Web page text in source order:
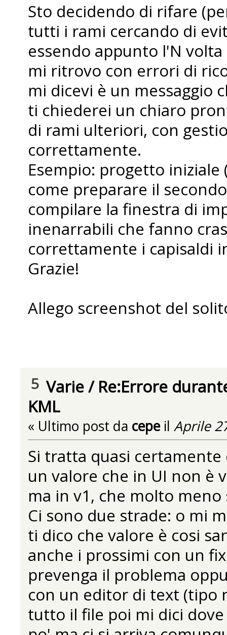
Sto decidendo di rifare
tutti i rami cercando di
essendo appunto l'N
mi ritrovo con errori di
mi dicevi è un messaggio
ti chiederei un chiaro
di rami ulteriori, con
correttamente.
Esempio: progetto
come preparare il
compilare la finestra di
inenarrabili che fanno
correttamente i capisaldi
Grazie!
Allego screenshot del
5 Varie/ Re:Errore
KML
« Ultimo post da cepe il Aprile
Si tratta quasi
un valore che in UI non è
ma in v1, che molto
Ci sono due strade: o mi
ti dico che valore è cosi
anche i prossimi con un
prevenga il problema
con un editor di text (tipo
tutto il file poi mi dici dove